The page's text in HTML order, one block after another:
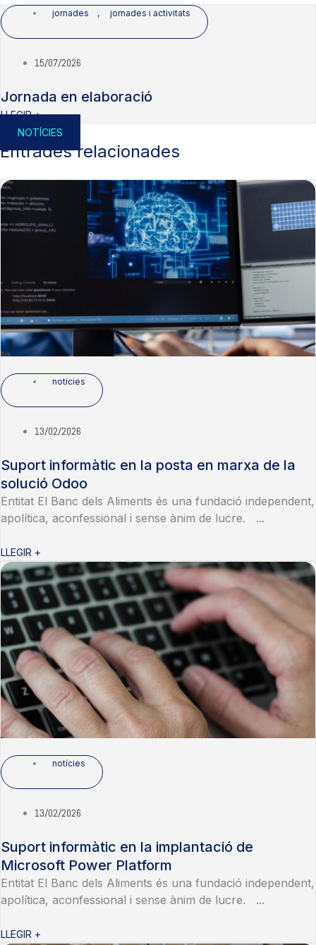
jornades , jornades i activitats
15/07/2026
Jornada en elaboració
LLEGIR +
NOTÍCIES
Entrades relacionades
notícies
13/02/2026
Suport informàtic en la posta en marxa de la
solució Odoo
Entitat El Banc dels Aliments és una fundació independent,
apolítica, aconfessional i sense ànim de lucre. ...
LLEGIR +
notícies
13/02/2026
Suport informàtic en la implantació de
Microsoft Power Platform
Entitat El Banc dels Aliments és una fundació independent,
apolítica, aconfessional i sense ànim de lucre. ...
LLEGIR +